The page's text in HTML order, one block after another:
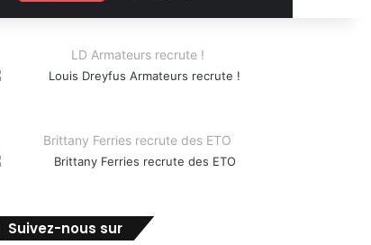
LD Armateurs recrute !
Brittany Ferries recrute des ETO
Suivez-nous sur